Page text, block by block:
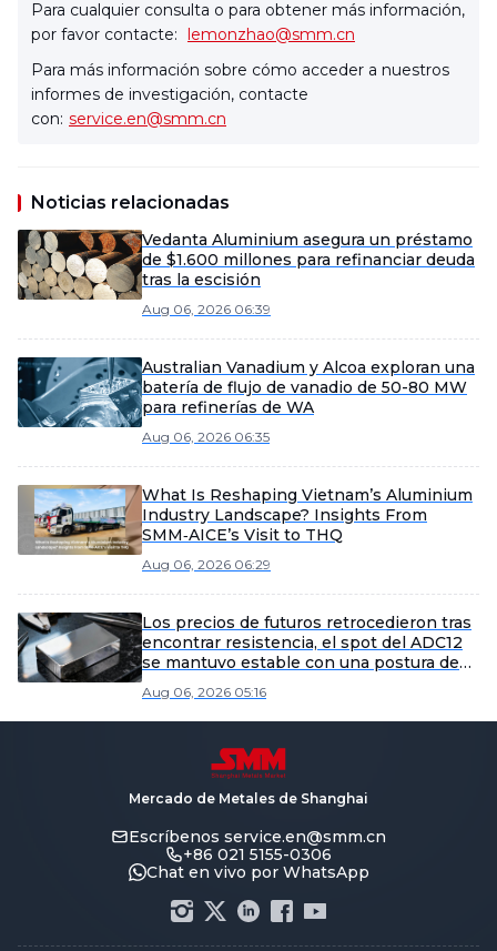
Para cualquier consulta o para obtener más información,
por favor contacte: lemonzhao@smm.cn
Para más información sobre cómo acceder a nuestros
informes de investigación, contacte
con: service.en@smm.cn
Noticias relacionadas
Vedanta Aluminium asegura un préstamo
de $1.600 millones para refinanciar deuda
tras la escisión
Aug 06, 2026 06:39
Australian Vanadium y Alcoa exploran una
batería de flujo de vanadio de 50-80 MW
para refinerías de WA
Aug 06, 2026 06:35
What Is Reshaping Vietnam’s Aluminium
Industry Landscape? Insights From
SMM‑AICE’s Visit to THQ
Aug 06, 2026 06:29
Los precios de futuros retrocedieron tras
encontrar resistencia, el spot del ADC12
se mantuvo estable con una postura de
ADC12]
Aug 06, 2026 05:16
Mercado de Metales de Shanghai
Escríbenos service.en@smm.cn
+86 021 5155-0306
Chat en vivo por WhatsApp